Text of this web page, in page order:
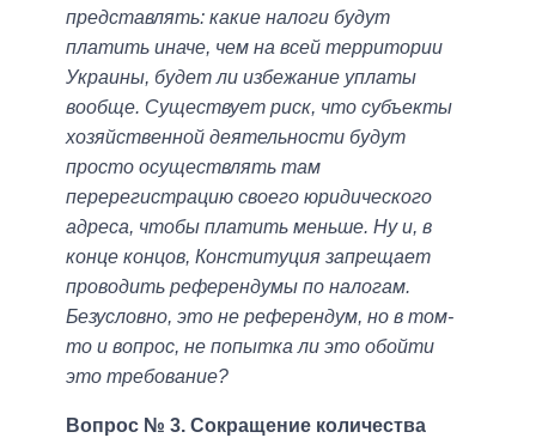
представлять: какие налоги будут
платить иначе, чем на всей территории
Украины, будет ли избежание уплаты
вообще. Существует риск, что субъекты
хозяйственной деятельности будут
просто осуществлять там
перерегистрацию своего юридического
адреса, чтобы платить меньше. Ну и, в
конце концов, Конституция запрещает
проводить референдумы по налогам.
Безусловно, это не референдум, но в том-
то и вопрос, не попытка ли это обойти
это требование?
Вопрос № 3. Сокращение количества